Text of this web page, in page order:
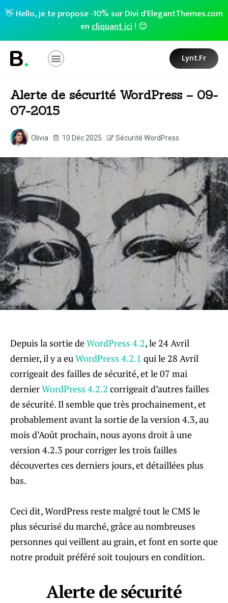
👋 Hello, je te propose -10% sur Divi d'ElegantThemes.com
encliquant ici! 😊
Lynt.fr
Alerte de sécurité WordPress – 09-
07-2015
Olivia 10 Déc 2025 Sécurité WordPress
Depuis la sortie deWordPress 4.2, le 24 Avril
dernier, il y a euWordPress 4.2.1 qui le 28 Avril
corrigeait des failles de sécurité, et le 07 mai
dernierWordPress 4.2.2 corrigeait d’autres failles
de sécurité. Il semble que très prochainement, et
probablement avant la sortie de la version 4.3, au
mois d’Août prochain, nous ayons droit à une
version 4.2.3 pour corriger les trois failles
découvertes ces derniers jours, et détaillées plus
bas.
Ceci dit, WordPress reste malgré tout le CMS le
plus sécurisé du marché, grâce au nombreuses
personnes qui veillent au grain, et font en sorte que
notre produit préféré soit toujours en condition.
Alerte de sécurité